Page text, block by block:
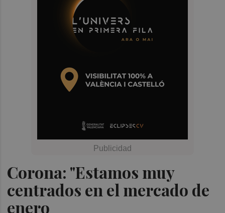
Corona: "Estamos muy
centrados en el mercado de
enero